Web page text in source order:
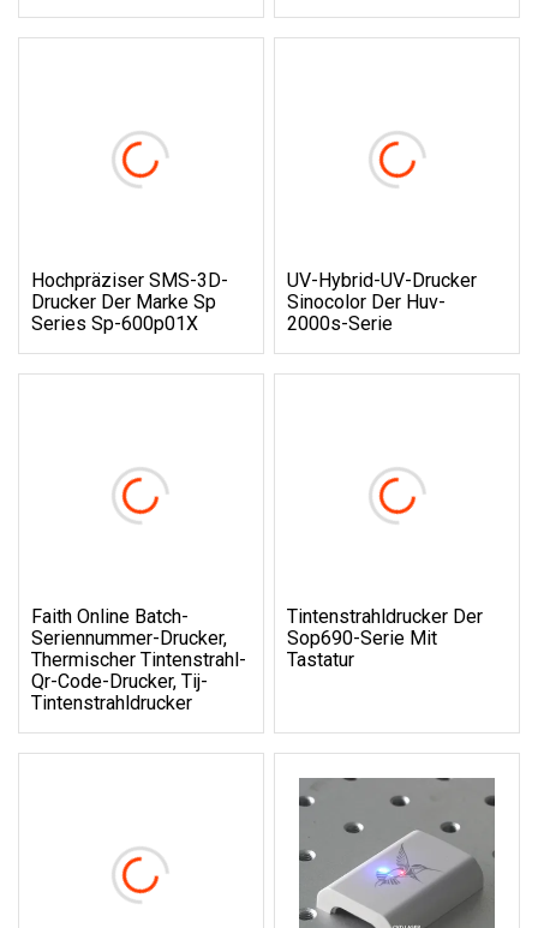
Hochpräziser SMS-3D-
Drucker Der Marke Sp
Series Sp-600p01X
UV-Hybrid-UV-Drucker
Sinocolor Der Huv-
2000s-Serie
Faith Online Batch-
Seriennummer-Drucker,
Thermischer Tintenstrahl-
Qr-Code-Drucker, Tij-
Tintenstrahldrucker
Tintenstrahldrucker Der
Sop690-Serie Mit
Tastatur